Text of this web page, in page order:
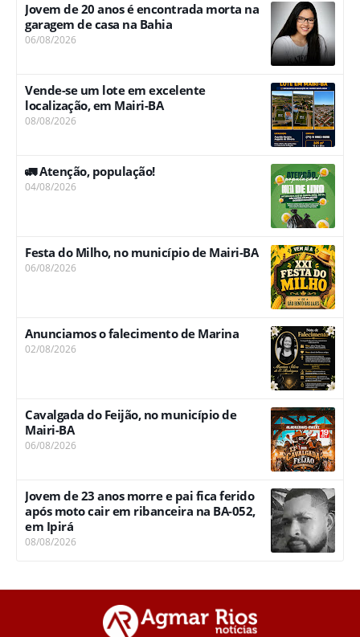
Jovem de 20 anos é encontrada morta na
garagem de casa na Bahia
06/08/2026
Vende-se um lote em excelente
localização, em Mairi-BA
08/08/2026
🚛 Atenção, população!
04/08/2026
Festa do Milho, no município de Mairi-BA
06/08/2026
Anunciamos o falecimento de Marina
02/08/2026
Cavalgada do Feijão, no município de
Mairi-BA
06/08/2026
Jovem de 23 anos morre e pai fica ferido
após moto cair em ribanceira na BA-052,
em Ipirá
08/08/2026